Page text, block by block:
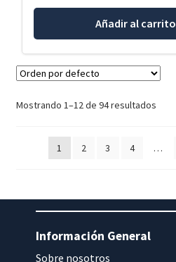
Añadir al carrito
Mostrando 1–12 de 94 resultados
1 2 3 4 …
Información General
Sobre nosotros